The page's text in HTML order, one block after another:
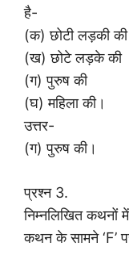
है-
(क) छोटी लड़की की
(ख) छोटे लड़के की
(ग) पुरुष की
(घ) महिला की।
उत्तर-
(ग) पुरुष की।
प्रश्न 3.
निम्नलिखित कथनों
कथन के सामने ‘F’